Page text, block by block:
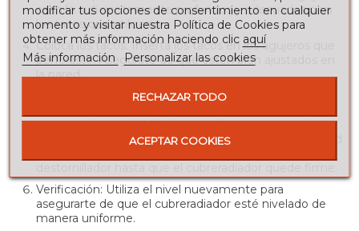
sean lo suficientemente profundos y adecuados para
los tacos que utilizarás.
Coloca los tacos : Inserta los tacos en los agujeros que
perforaste. Asegúrate de que estén bien ajustados en
la pared.
Fijación del cubreradiador: Colócalo en la posición
tacos en la pared. Utiliza los tornillos proporcionados o
los adecuados para asegurar el cubreradiador a la pared
Verificación: Utiliza el nivel nuevamente para
asegurarte de que el cubreradiador esté nivelado de
manera uniforme.
modificar tus opciones de consentimiento en cualquier
momento y visitar nuestra Política de Cookies para
obtener más información haciendo clic aquí
Más información
Personalizar las cookies
RECHAZAR TODO
ACEPTAR COOKIES